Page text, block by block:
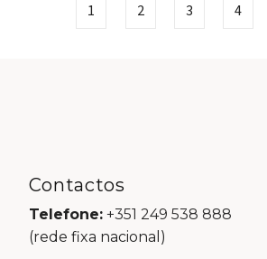
1 2 3 4
Contactos
Telefone: +351 249 538 888
(rede fixa nacional)